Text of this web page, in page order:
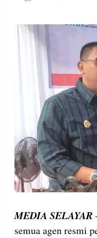
MEDIA SELAYAR
semua agen resmi